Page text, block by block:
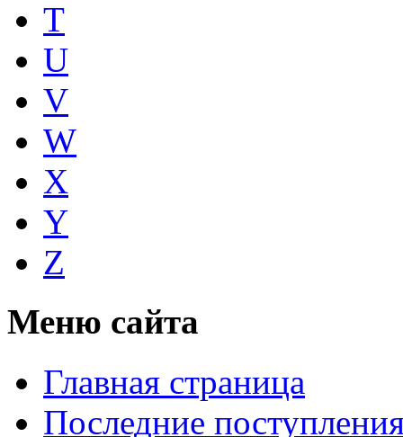
T
U
V
W
X
Y
Z
Меню сайта
Главная страница
Последние